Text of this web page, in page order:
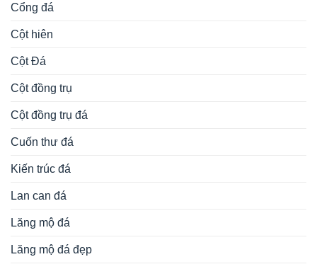
Cổng đá
Cột hiên
Cột Đá
Cột đồng trụ
Cột đồng trụ đá
Cuốn thư đá
Kiến trúc đá
Lan can đá
Lăng mộ đá
Lăng mộ đá đẹp